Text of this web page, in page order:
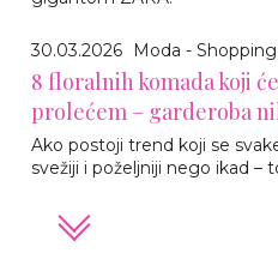
30.03.2026 Moda - Shopping
8 floralnih komada koji
prolećem – garderoba
Ako postoji trend koji se
svežiji i poželjniji nego ikad –